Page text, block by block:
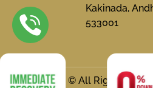
Kakinada,
533001
© All Rights